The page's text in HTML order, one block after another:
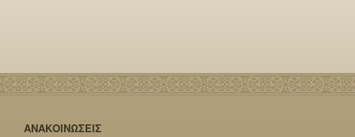
ΑΝΑΚΟΙΝΩΣΕΙΣ